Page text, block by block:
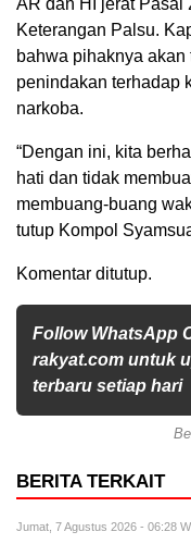
AR dan HI jerat Pasal
Keterangan Palsu.
bahwa pihaknya
penindakan terhadap
narkoba.
“Dengan ini, kita
hati dan tidak
membuang-buang
tutup Kompol
Komentar ditutup.
Follow WhatsApp
rakyat.com untuk
terbaru setiap hari
BERITA TERKAIT
Jumat, 7 Agustus 2026 - 06:28